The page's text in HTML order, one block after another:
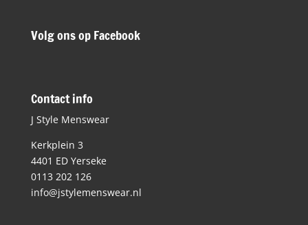
Volg ons op Facebook
Contact info
J Style Menswear
Kerkplein 3
4401 ED Yerseke
0113 202 126
info@jstylemenswear.nl